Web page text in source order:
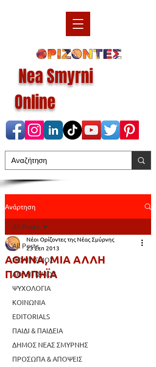
Nea Smyrni
Online
Ανάρτηση
All Posts
ΠΟΛΙΤΙΣΜΟΣ
ΑΘΛΗΤΙΣΜΟΣ
ΨΥΧΟΛΟΓΙΑ
ΚΟΙΝΩΝΙΑ
EDITORIALS
ΠΑΙΔΙ & ΠΑΙΔΕΙΑ
ΔΗΜΟΣ ΝΕΑΣ ΣΜΥΡΝΗΣ
ΠΡΟΣΩΠΑ & ΑΠΟΨΕΙΣ
All Posts
ΑΘΗΝΑ, ΜΙΑ ΑΛΛΗ
ΠΟΜΠΗΪΑ
Νέοι Ορίζοντες της Νέας Σμύρνης
23 Σεπ 2013